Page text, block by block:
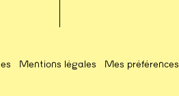
Mentions légales Mes préférences